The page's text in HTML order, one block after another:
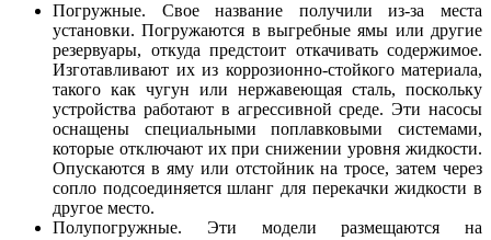
Погружные. Свое название получили из-за места
установки. Погружаются в выгребные ямы или другие
резервуары, откуда предстоит откачивать содержимое.
Изготавливают их из коррозионно-стойкого материала,
такого как чугун или нержавеющая сталь, поскольку
устройства работают в агрессивной среде. Эти насосы
оснащены специальными поплавковыми системами,
которые отключают их при снижении уровня жидкости.
Опускаются в яму или отстойник на тросе, затем через
сопло подсоединяется шланг для перекачки жидкости в
другое место.
Полупогружные. Эти модели размещаются на